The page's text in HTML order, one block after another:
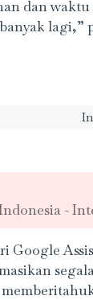
dan
lagi,”
-
Google